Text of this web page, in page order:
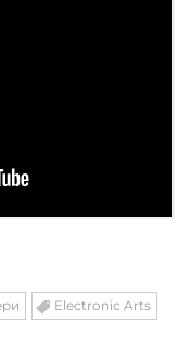
Electronic Arts